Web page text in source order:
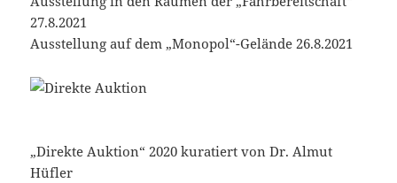
27.8.2021
Ausstellung auf dem „Monopol“-Gelände 26.8.2021
„Direkte Auktion“ 2020 kuratiert von Dr. Almut
Hüfler